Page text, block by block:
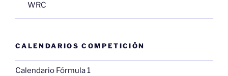
WRC
CALENDARIOS COMPETICIÓN
Calendario Fórmula 1